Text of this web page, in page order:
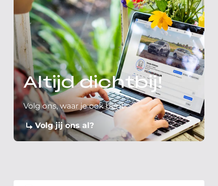
Altijd dichtbij!
Volg ons, waar je ook bent
Volg jij ons al?